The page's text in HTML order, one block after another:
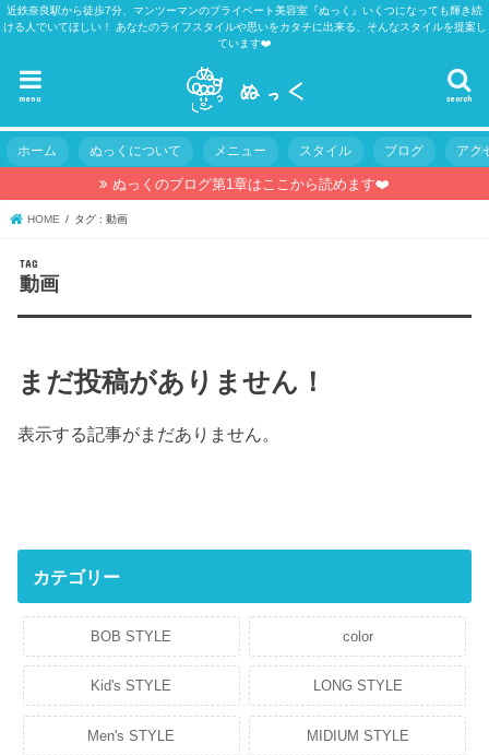
近鉄奈良駅から徒歩7分、マンツーマンのプライベート美容室『ぬっく』いくつになっても輝き続
ける人でいてほしい！ あなたのライフスタイルや思いをカタチに出来る、そんなスタイルを提案し
ています❤️
search
menu
ホーム ぬっくについて メニュー スタイル ブログ アク
ぬっくのブログ第1章はここから読めます❤️
HOME タグ : 動画
TAG
動画
まだ投稿がありません！
表示する記事がまだありません。
カテゴリー
BOB STYLE color
Kid's STYLE LONG STYLE
Men's STYLE MIDIUM STYLE